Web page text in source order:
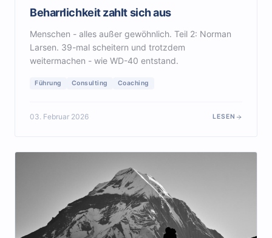
Beharrlichkeit zahlt sich aus
Menschen - alles außer gewöhnlich. Teil 2: Norman
Larsen. 39-mal scheitern und trotzdem
weitermachen - wie WD-40 entstand.
Führung Consulting Coaching
03. Februar 2026 LESEN